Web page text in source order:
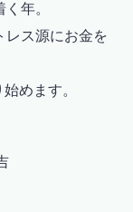
年。
レス源にお金を
めます。